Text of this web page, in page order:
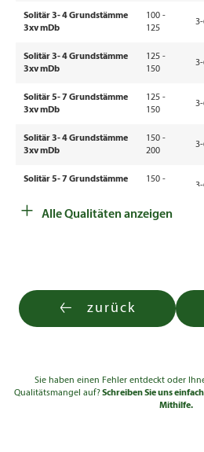
Solitär 3- 4 Grundstämme
3xv mDb
100 -
125
Solitär 3- 4 Grundstämme
3xv mDb
125 -
150
Solitär 5- 7 Grundstämme
3xv mDb
125 -
150
Solitär 3- 4 Grundstämme
3xv mDb
150 -
200
Solitär 5- 7 Grundstämme
150 -
Solitär 5- 7 Grundstämme
200 -
+ Alle Qualitäten anzeigen
zurück
Sie haben einen Fehler entdeckt oder
Qualitätsmangel auf?Schreiben Sie uns
Mithilfe.